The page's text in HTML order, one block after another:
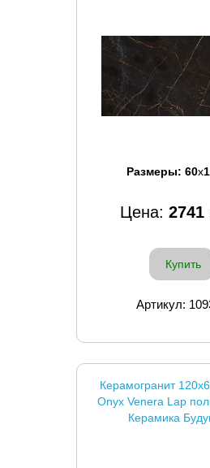
Размеры: 60x
Цена: 2741
Купить
Артикул:
Керамогранит
Onyx Venera Lap
Керамика